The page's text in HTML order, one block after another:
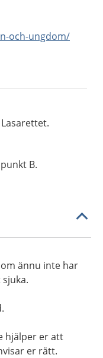
och-ungdom/
B.
ännu inte har
hjälper er att
er rätt.